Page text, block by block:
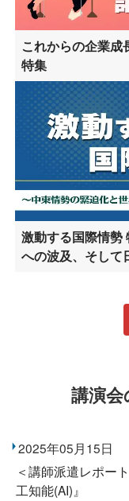
これからの企業
特集
激動する国際情勢
への波及、そして
講演会
2025年05月15日
＜講師派遣レポー
工知能(AI)』